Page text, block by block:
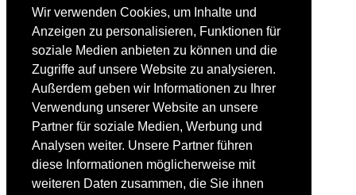
Wir verwenden Cookies, um Inhalte und
Anzeigen zu personalisieren, Funktionen für
soziale Medien anbieten zu können und die
Zugriffe auf unsere Website zu analysieren.
Außerdem geben wir Informationen zu Ihrer
Verwendung unserer Website an unsere
Partner für soziale Medien, Werbung und
Analysen weiter. Unsere Partner führen
diese Informationen möglicherweise mit
weiteren Daten zusammen, die Sie ihnen
FAHRTECHNIK
Fortgeschrittene
Lehrplan
Videoanalyse
SKI
SKITEST
Ski-FAQ
Tipps Ski-Kauf
Ski-Typen
Skishops